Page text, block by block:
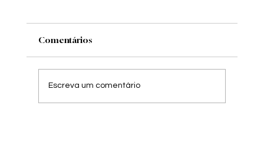
Comentários
Escreva um comentário